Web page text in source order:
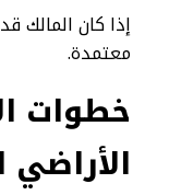
إذا كان المالك
معتمدة.
خطوات
الأراضي